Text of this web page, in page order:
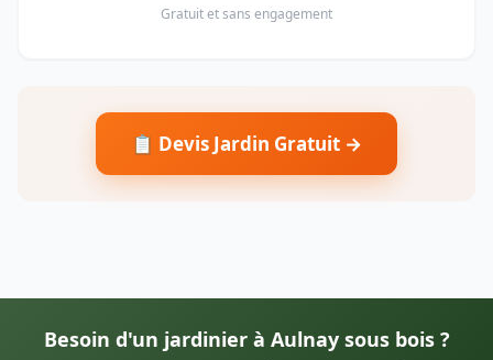
Gratuit et sans engagement
📋 Devis Jardin Gratuit →
Besoin d'un jardinier à Aulnay sous bois ?